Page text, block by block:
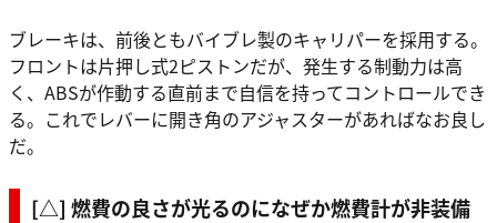
ブレーキは、前後ともバイブレ製のキャリパーを採用する。
フロントは片押し式2ピストンだが、発生する制動力は高
く、ABSが作動する直前まで自信を持ってコントロールでき
る。これでレバーに開き角のアジャスターがあればなお良し
だ。
[△] 燃費の良さが光るのになぜか燃費計が非装備